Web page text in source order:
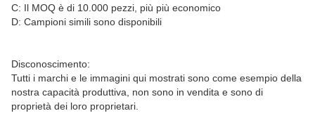
C: Il MOQ è di 10.000 pezzi, più più economico
D: Campioni simili sono disponibili
Disconoscimento:
Tutti i marchi e le immagini qui mostrati sono come esempio della
nostra capacità produttiva, non sono in vendita e sono di
proprietà dei loro proprietari.